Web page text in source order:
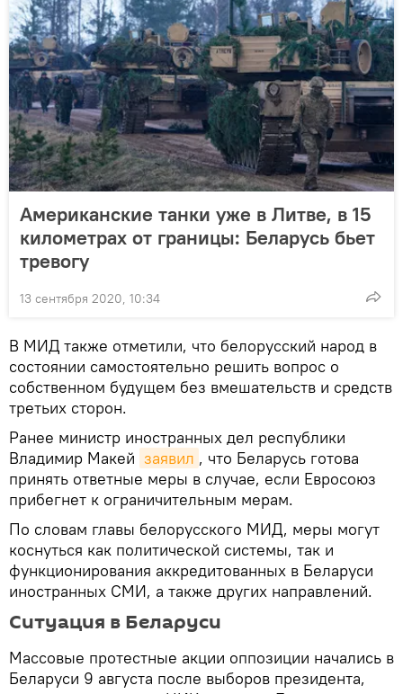
Американские танки уже в Литве, в 15
километрах от границы: Беларусь бьет
тревогу
13 сентября 2020, 10:34
В МИД также отметили, что белорусский народ в
состоянии самостоятельно решить вопрос о
собственном будущем без вмешательств и средств
третьих сторон.
Ранее министр иностранных дел республики
Владимир Макей заявил , что Беларусь готова
принять ответные меры в случае, если Евросоюз
прибегнет к ограничительным мерам.
По словам главы белорусского МИД, меры могут
коснуться как политической системы, так и
функционирования аккредитованных в Беларуси
иностранных СМИ, а также других направлений.
Ситуация в Беларуси
Массовые протестные акции оппозиции начались в
Беларуси 9 августа после выборов президента,